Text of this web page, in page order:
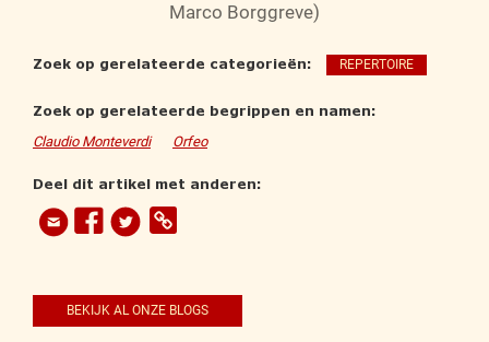
Marco Borggreve)
Zoek op gerelateerde categorieën: REPERTOIRE
Zoek op gerelateerde begrippen en namen:
Claudio Monteverdi Orfeo
Deel dit artikel met anderen:
BEKIJK AL ONZE BLOGS